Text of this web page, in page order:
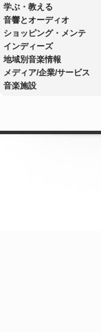
学ぶ・教える
音響とオーディオ
ショッピング・メンテ
インディーズ
地域別音楽情報
メディア/企業/サービス
音楽施設